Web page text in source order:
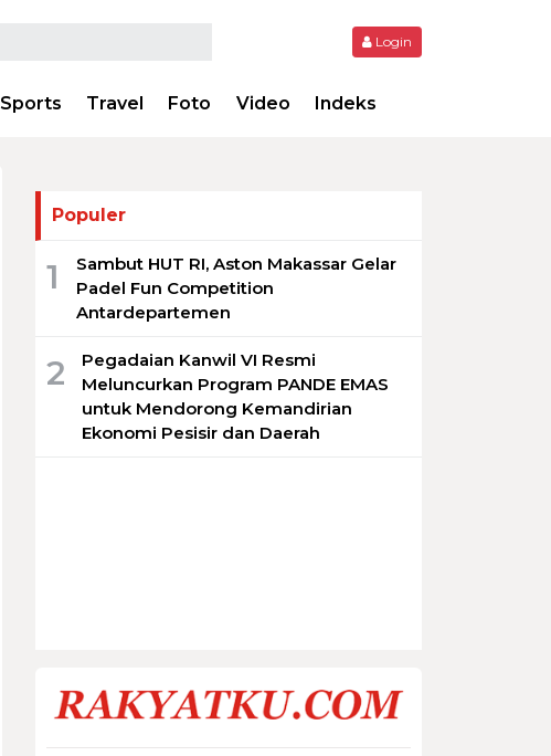
Login
Sports Travel Foto Video Indeks
Populer
1
Sambut HUT RI, Aston Makassar Gelar
Padel Fun Competition
Antardepartemen
2
Pegadaian Kanwil VI Resmi
Meluncurkan Program PANDE EMAS
untuk Mendorong Kemandirian
Ekonomi Pesisir dan Daerah